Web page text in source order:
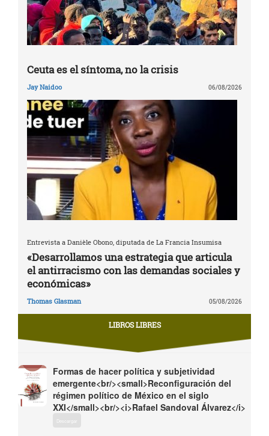
Ceuta es el síntoma, no la crisis
Jay Naidoo 06/08/2026
Entrevista a Danièle Obono, diputada de La Francia Insumisa
«Desarrollamos una estrategia que articula
el antirracismo con las demandas sociales y
económicas»
Thomas Glasman 05/08/2026
LIBROS LIBRES
Formas de hacer política y subjetividad
emergente<br/><small>Reconfiguración del
régimen político de México en el siglo
XXI</small><br/><i>Rafael Sandoval Álvarez</i>
Descargar